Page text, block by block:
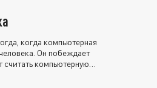
когда компьютерная
Он побеждает
считать компьютерную